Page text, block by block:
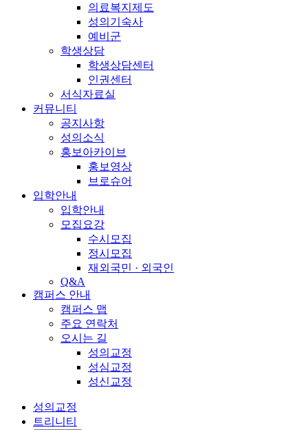
의료복지제도
성의기숙사
예비군
학생상담
학생상담센터
인권센터
서식자료실
커뮤니티
공지사항
성의소식
홍보아카이브
홍보영상
브로슈어
입학안내
입학안내
모집요강
수시모집
정시모집
재외국민 · 외국인
Q&A
캠퍼스 안내
캠퍼스 맵
주요 연락처
오시는 길
성의교정
성심교정
성신교정
성의교정
트리니티